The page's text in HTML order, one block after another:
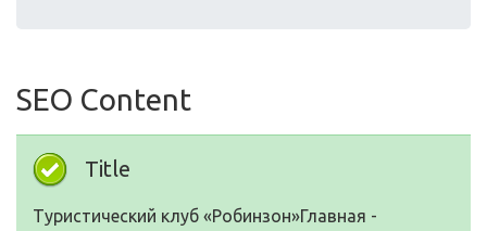
SEO Content
Title
Туристический клуб «Робинзон»Главная -